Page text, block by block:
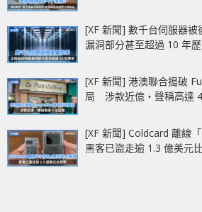
[XF 新聞] 數千台伺服器
漏洞部分甚至超過 10 年
[XF 新聞] 港澳聯合搗破
局 涉款近億‧聲稱高達
[XF 新聞] Coldcard 離線
黑客已盜走逾 1.3 億美元